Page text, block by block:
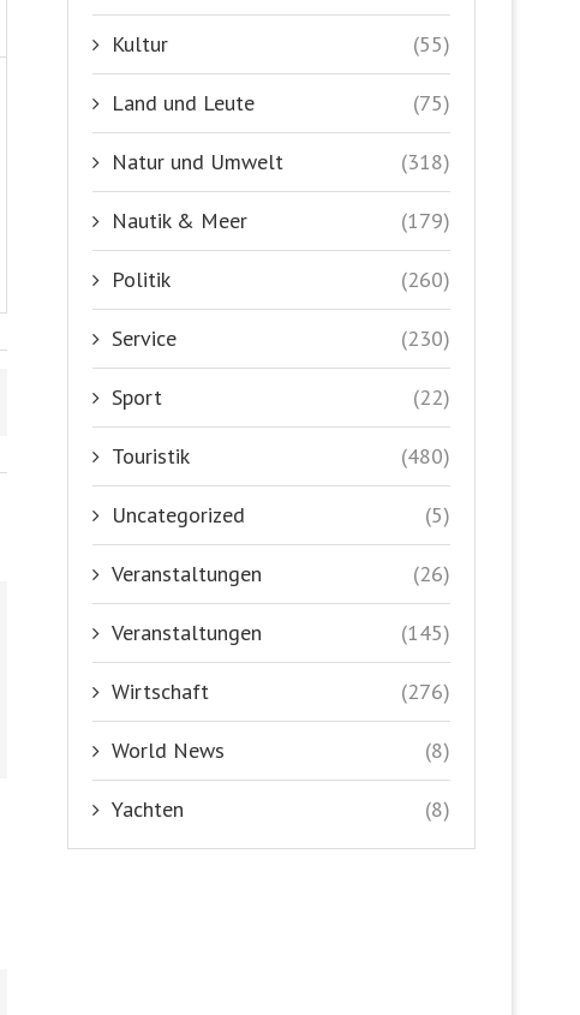
Kultur (55)
Land und Leute (75)
Natur und Umwelt (318)
Nautik & Meer (179)
Politik (260)
Service (230)
Sport (22)
Touristik (480)
Uncategorized (5)
Veranstaltungen (26)
Veranstaltungen (145)
Wirtschaft (276)
World News (8)
Yachten (8)